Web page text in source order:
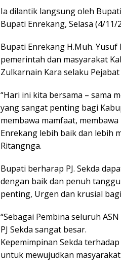
Ia dilantik langsung oleh
Bupati Enrekang, Selasa (4/11/
Bupati Enrekang H.Muh.
pemerintah dan masyarakat
Zulkarnain Kara selaku Pejabat
“Hari ini kita bersama – sama
yang sangat penting bagi
membawa mamfaat,
Enrekang lebih baik dan lebih
Ritangnga.
Bupati berharap PJ. Sekda
dengan baik dan penuh
penting, Urgen dan krusial
“Sebagai Pembina seluruh
PJ Sekda sangat besar.
Kepemimpinan Sekda
untuk mewujudkan